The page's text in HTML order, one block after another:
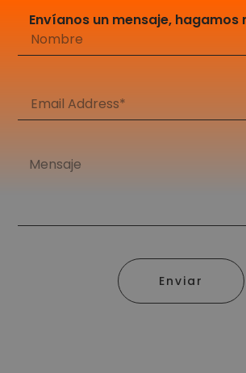
Envíanos un mensaje, hagamos
Enviar